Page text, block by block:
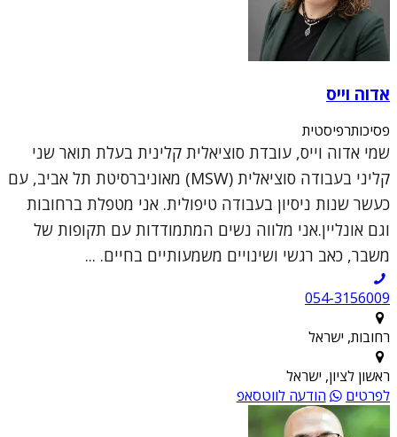
אדוה וייס
פסיכותרפיסטית
שמי אדוה וייס, עובדת סוציאלית קלינית בעלת תואר שני
קליני בעבודה סוציאלית (MSW) מאוניברסיטת תל אביב, עם
כעשר שנות ניסיון בעבודה טיפולית. אני מטפלת ברחובות
וגם אונליין.אני מלווה נשים המתמודדות עם תקופות של
משבר, כאב רגשי ושינויים משמעותיים בחיים. ...
054-3156009
רחובות, ישראל
ראשון לציון, ישראל
לפרטים
הודעה לווטסאפ